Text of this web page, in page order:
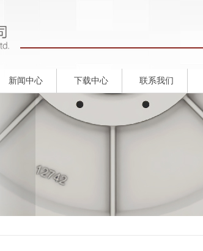
新闻中心 下载中心 联系我们